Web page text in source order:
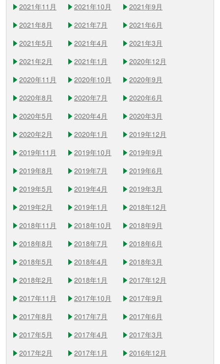
2021年11月
2021年10月
2021年9月
2021年8月
2021年7月
2021年6月
2021年5月
2021年4月
2021年3月
2021年2月
2021年1月
2020年12月
2020年11月
2020年10月
2020年9月
2020年8月
2020年7月
2020年6月
2020年5月
2020年4月
2020年3月
2020年2月
2020年1月
2019年12月
2019年11月
2019年10月
2019年9月
2019年8月
2019年7月
2019年6月
2019年5月
2019年4月
2019年3月
2019年2月
2019年1月
2018年12月
2018年11月
2018年10月
2018年9月
2018年8月
2018年7月
2018年6月
2018年5月
2018年4月
2018年3月
2018年2月
2018年1月
2017年12月
2017年11月
2017年10月
2017年9月
2017年8月
2017年7月
2017年6月
2017年5月
2017年4月
2017年3月
2017年2月
2017年1月
2016年12月